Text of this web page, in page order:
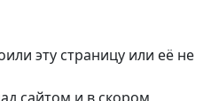
эту страницу или её не